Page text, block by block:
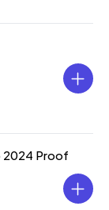
2024 Proof